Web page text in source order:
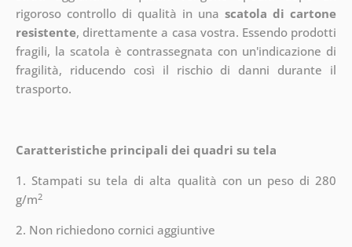
rigoroso controllo di qualità in unascatola di cartone
resistente, direttamente a casa vostra. Essendo prodotti
fragili, la scatola è contrassegnata con un'indicazione di
fragilità, riducendo così il rischio di danni durante il
trasporto.
Caratteristiche principali dei quadri su tela
1. Stampati su tela di alta qualità con un peso di 280
g/m2
2. Non richiedono cornici aggiuntive